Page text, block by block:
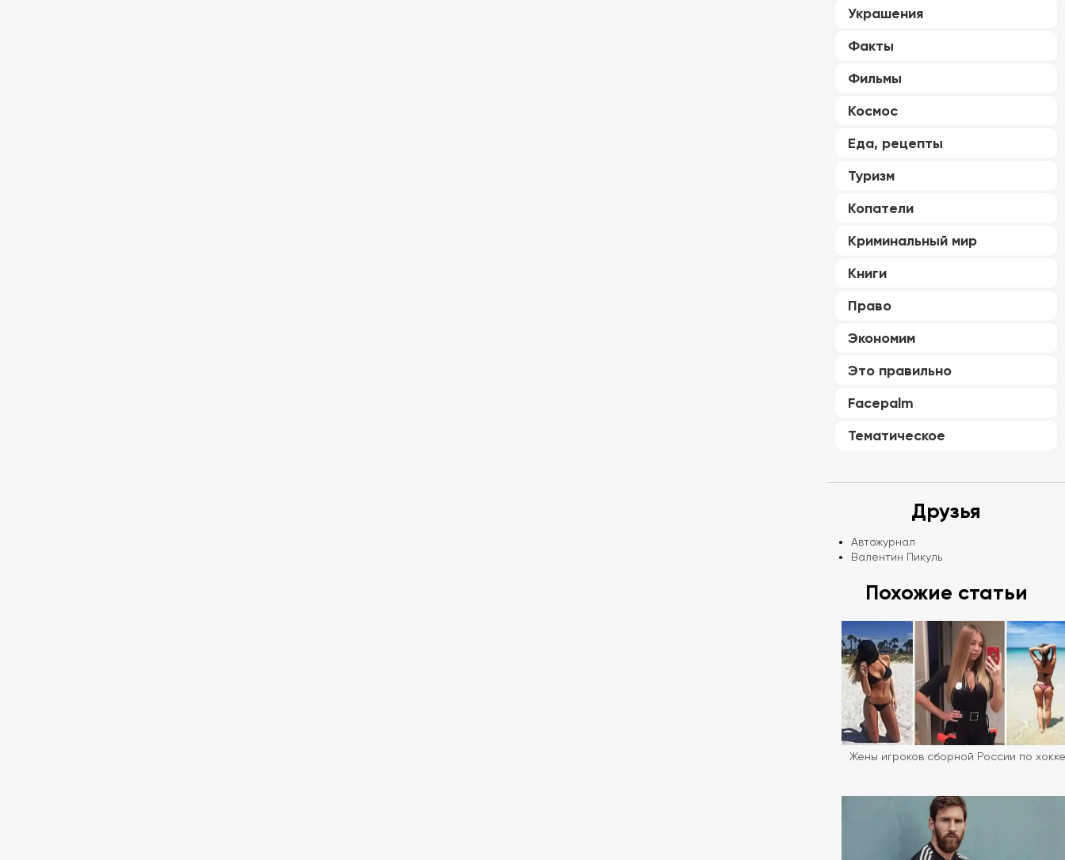
Украшения
Факты
Фильмы
Космос
Еда, рецепты
Туризм
Копатели
Криминальный мир
Книги
Право
Экономим
Это правильно
Facepalm
Тематическое
Друзья
Автожурнал
Валентин Пикуль
Похожие статьи
Жены игроков сборной России по